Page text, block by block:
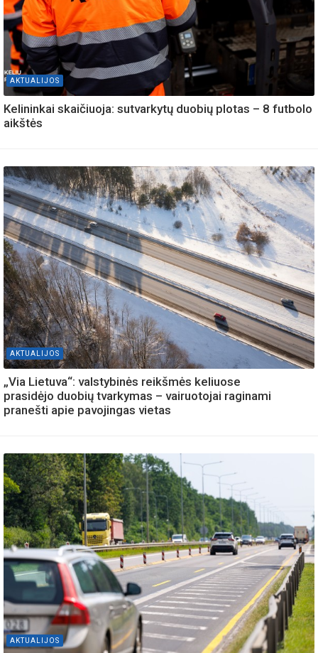
AKTUALIJOS
Kelininkai skaičiuoja: sutvarkytų duobių plotas – 8 futbolo
aikštės
AKTUALIJOS
„Via Lietuva“: valstybinės reikšmės keliuose
prasidėjo duobių tvarkymas – vairuotojai raginami
pranešti apie pavojingas vietas
AKTUALIJOS